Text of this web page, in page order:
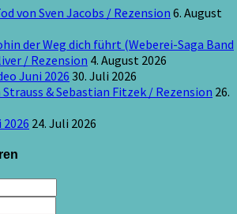
von Sven Jacobs / Rezension 6. August
der Weg dich führt (Weberei-Saga Band
/ Rezension 4. August 2026
Juni 2026 30. Juli 2026
Strauss & Sebastian Fitzek / Rezension 26.
24. Juli 2026